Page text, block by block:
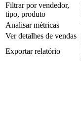
Filtrar por vendedor,
tipo, produto
Analisar métricas
Ver detalhes de vendas
Exportar relatório